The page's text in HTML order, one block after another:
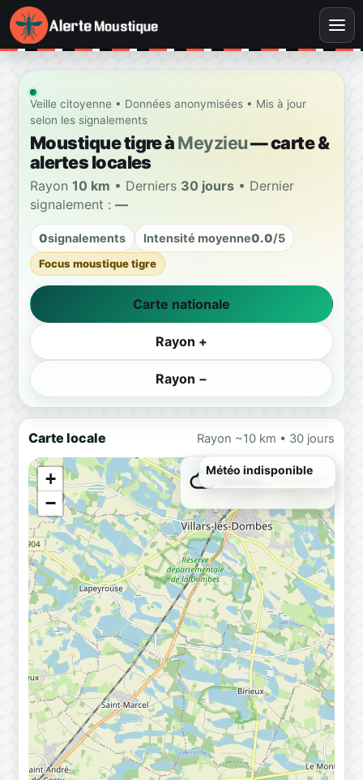
Veille citoyenne • Données anonymisées • Mis à jour
selon les signalements
Moustique tigre àMeyzieu— carte &
alertes locales
Rayon 10 km • Derniers 30 jours • Dernier
signalement : —
0signalements Intensité moyenne0.0/5
Focus moustique tigre
Carte nationale
Rayon +
Rayon −
Carte locale Rayon ~10 km • 30 jours
+
−
Météo…Chargement